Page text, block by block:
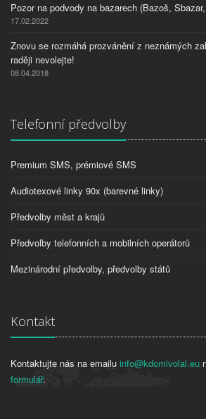
Pozor na podvody na bazarech (Bazoš,
17.02.2022
Znovu se rozmáhá prozvánění z neznámých
raději nevolejte!
08.04.2018
Telefonní předvolby
Premium SMS, prémiové SMS
Audiotexové linky 90x (barevné linky)
Předvolby měst a krajů
Předvolby telefonních a mobilních operátorů
Mezinárodní předvolby, předvolby států
Kontakt
Kontaktujte nás na emailu info@kdomivolal.eu
formulář.